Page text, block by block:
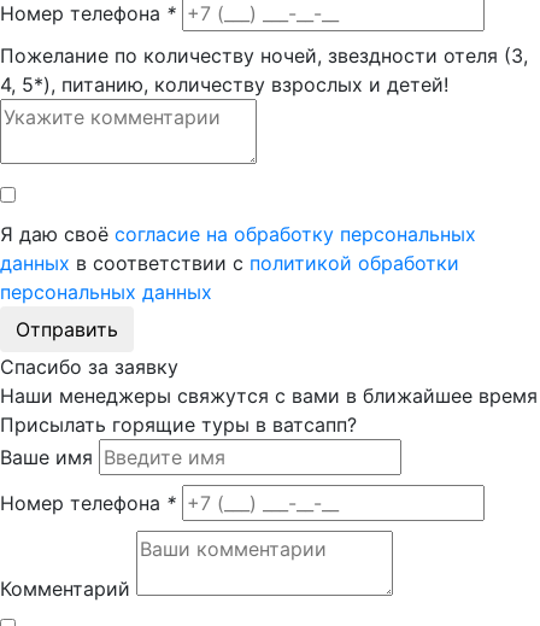
Номер телефона *
Пожелание по количеству ночей, звездности отеля (3,
4, 5*), питанию, количеству взрослых и детей!
Я даю своё согласие на обработку персональных
данных в соответствии с политикой обработки
персональных данных
Отправить
Спасибо за заявку
Наши менеджеры свяжутся с вами в ближайшее время
Присылать горящие туры в ватсапп?
Ваше имя
Номер телефона *
Комментарий